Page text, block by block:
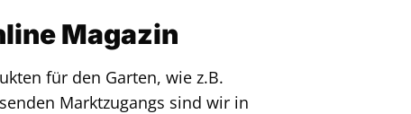
Magazin
für den Garten, wie z.B.
Marktzugangs sind wir in